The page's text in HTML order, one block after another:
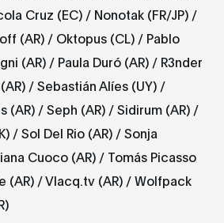
Cruz (EC) / Nonotak (FR/JP) /
(AR) / Oktopus (CL) / Pablo
(AR) / Paula Duró (AR) / R3nder
/ Sebastián Alíes (UY) /
(AR) / Seph (AR) / Sidirum (AR) /
/ Sol Del Rio (AR) / Sonja
Cuoco (AR) / Tomás Picasso
(AR) / Vlacq.tv (AR) / Wolfpack